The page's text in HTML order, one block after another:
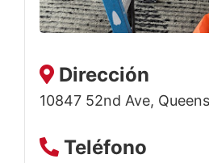
Dirección
10847 52nd Ave,
Teléfono